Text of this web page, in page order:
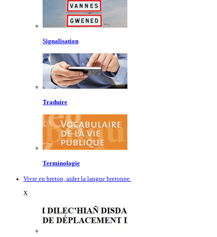
Signalisation
Traduire
Terminologie
Vivre en breton, aider la langue bretonne
X